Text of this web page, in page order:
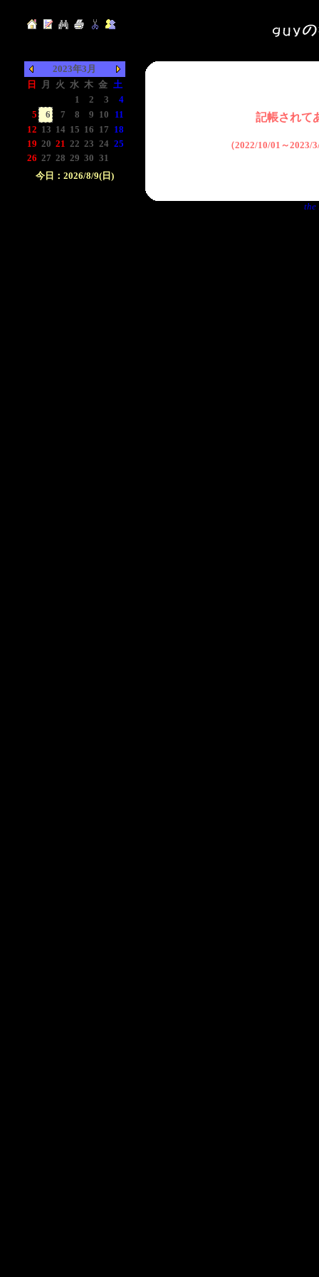
2023年3月
日
月 火 水 木 金 土
1 2 3
4
5
6 7 8 9 10
11
12 13 14 15 16 17 18
19 20 21 22 23 24 25
26 27 28 29 30 31
今日：2026/8/9(日)
記帳されて
（2022/10/01～2023/
the